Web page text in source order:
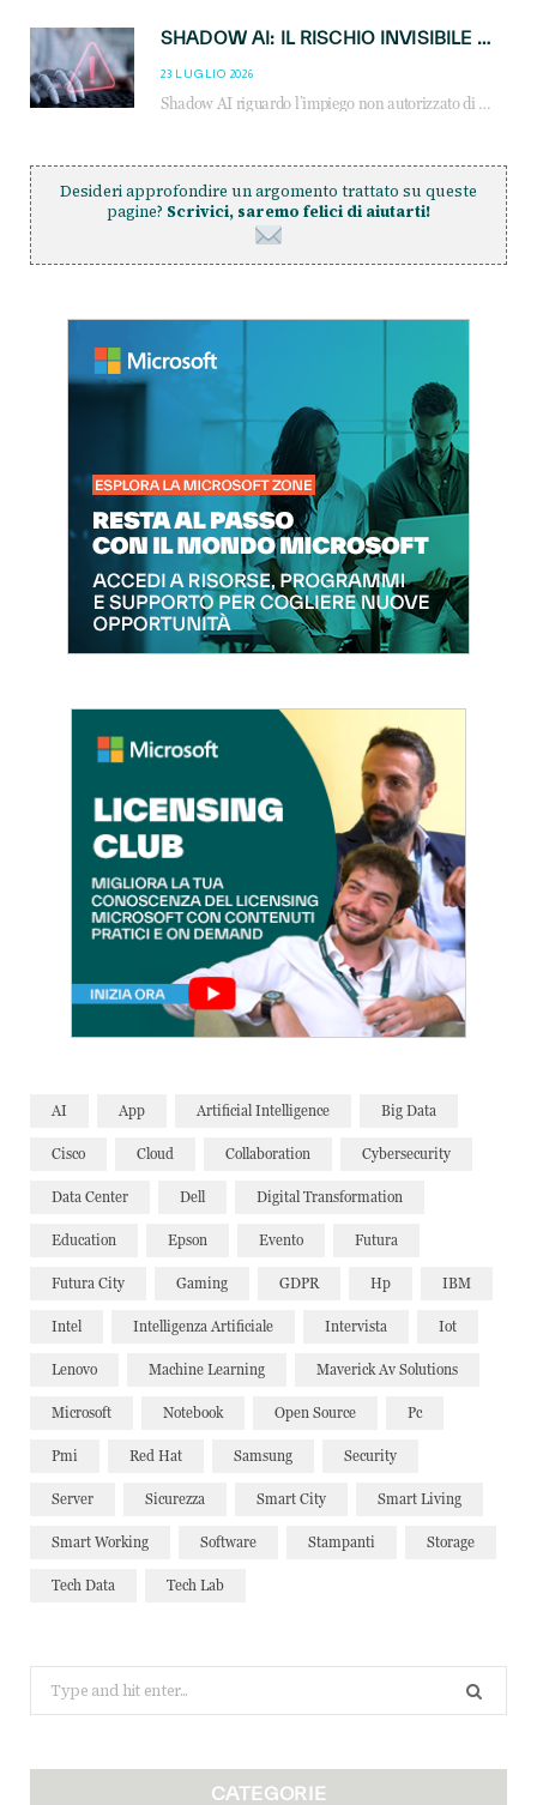
SHADOW AI: IL RISCHIO INVISIBILE CHE LE AZIENDE POSSONO GOVERNARE
23 LUGLIO 2026
Shadow AI riguardo l’impiego non autorizzato di sistemi AI all’interno dell’azienda. E’ una pratica che si diffonde a partire dai dipendenti fino ai dirigenti e mette a repentaglio la cybersecurity, con costi più elevati per le organizzazioni. Due recenti report illustrano il fenomeno e forniscono dati in merito
Desideri approfondire un argomento trattato su queste
pagine? Scrivici, saremo felici di aiutarti!
AI App Artificial Intelligence Big Data
Cisco Cloud Collaboration Cybersecurity
Data Center Dell Digital Transformation
Education Epson Evento Futura
Futura City Gaming GDPR Hp IBM
Intel Intelligenza Artificiale Intervista Iot
Lenovo Machine Learning Maverick Av Solutions
Microsoft Notebook Open Source Pc
Pmi Red Hat Samsung Security
Server Sicurezza Smart City Smart Living
Smart Working Software Stampanti Storage
Tech Data Tech Lab
Search
for:
CATEGORIE